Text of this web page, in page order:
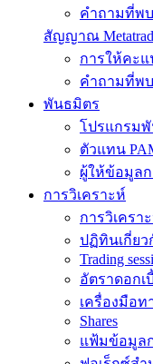
คำถามที่พ
สัญญาณ
การให้คะ
คำถามที่พ
พันธมิตร
โปรแกรม
ตัวแทน
ผู้ให้ข้อมูล
การวิเคราะห์
การวิเครา
ปฏิทินเกี่ยว
Trading
อัตราดอกเ
เครื่องมือท
Shares
แฟ้มข้อมูล